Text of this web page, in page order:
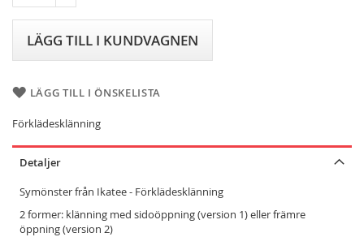
LÄGG TILL I KUNDVAGNEN
LÄGG TILL I ÖNSKELISTA
Förklädesklänning
Detaljer
Symönster från Ikatee - Förklädesklänning
2 former: klänning med sidoöppning (version 1) eller främre
öppning (version 2)